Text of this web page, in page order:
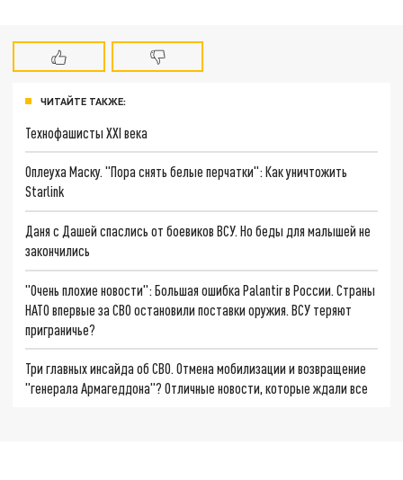
ЧИТАЙТЕ ТАКЖЕ:
Технофашисты XXI века
Оплеуха Маску. "Пора снять белые перчатки": Как уничтожить
Starlink
Даня с Дашей спаслись от боевиков ВСУ. Но беды для малышей не
закончились
"Очень плохие новости": Большая ошибка Palantir в России. Страны
НАТО впервые за СВО остановили поставки оружия. ВСУ теряют
приграничье?
Три главных инсайда об СВО. Отмена мобилизации и возвращение
"генерала Армагеддона"? Отличные новости, которые ждали все